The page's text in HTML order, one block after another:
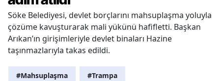
Söke Belediyesi, devlet borçlarını mahsuplaşma yoluyla
çözüme kavuşturarak mali yükünü hafifletti. Başkan
Arıkan’ın girişimleriyle devlet binaları Hazine
taşınmazlarıyla takas edildi.
#Mahsuplaşma #Trampa